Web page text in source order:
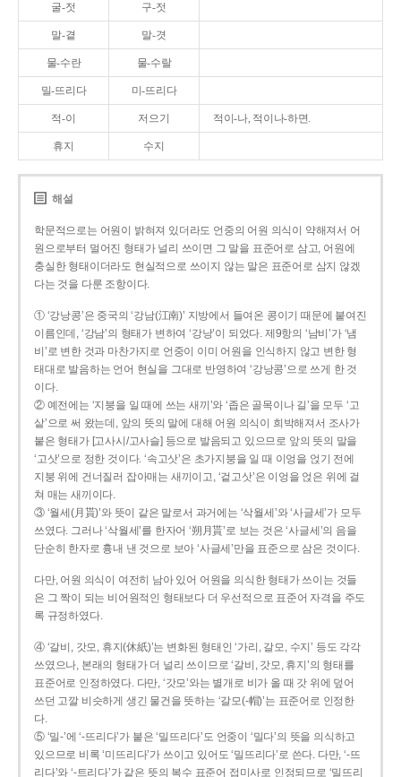
굴-젓 구-젓
말-곁 말-겻
물-수란 물-수랄
밀-뜨리다 미-뜨리다
적-이 저으기 적이-나, 적이나-하면.
휴지 수지
해설
학문적으로는 어원이 밝혀져 있더라도 언중의 어원 의식이 약해져서 어
원으로부터 멀어진 형태가 널리 쓰이면 그 말을 표준어로 삼고, 어원에
충실한 형태이더라도 현실적으로 쓰이지 않는 말은 표준어로 삼지 않겠
다는 것을 다룬 조항이다.
① ‘강낭콩’은 중국의 ‘강남(江南)’ 지방에서 들여온 콩이기 때문에 붙여진
이름인데, ‘강남’의 형태가 변하여 ‘강낭’이 되었다. 제9항의 ‘남비’가 ‘냄
비’로 변한 것과 마찬가지로 언중이 이미 어원을 인식하지 않고 변한 형
태대로 발음하는 언어 현실을 그대로 반영하여 ‘강낭콩’으로 쓰게 한 것
이다.
② 예전에는 ‘지붕을 일 때에 쓰는 새끼’와 ‘좁은 골목이나 길’을 모두 ‘고
샅’으로 써 왔는데, 앞의 뜻의 말에 대해 어원 의식이 희박해져서 조사가
붙은 형태가 [고사시/고사슬] 등으로 발음되고 있으므로 앞의 뜻의 말을
‘고삿’으로 정한 것이다. ‘속고삿’은 초가지붕을 일 때 이엉을 얹기 전에
지붕 위에 건너질러 잡아매는 새끼이고, ‘겉고삿’은 이엉을 얹은 위에 걸
쳐 매는 새끼이다.
③ ‘월세(月貰)’와 뜻이 같은 말로서 과거에는 ‘삭월세’와 ‘사글세’가 모두
쓰였다. 그러나 ‘삭월세’를 한자어 ‘朔月貰’로 보는 것은 ‘사글세’의 음을
단순히 한자로 흉내 낸 것으로 보아 ‘사글세’만을 표준으로 삼은 것이다.
다만, 어원 의식이 여전히 남아 있어 어원을 의식한 형태가 쓰이는 것들
은 그 짝이 되는 비어원적인 형태보다 더 우선적으로 표준어 자격을 주도
록 규정하였다.
④ ‘갈비, 갓모, 휴지(休紙)’는 변화된 형태인 ‘가리, 갈모, 수지’ 등도 각각
쓰였으나, 본래의 형태가 더 널리 쓰이므로 ‘갈비, 갓모, 휴지’의 형태를
표준어로 인정하였다. 다만, ‘갓모’와는 별개로 비가 올 때 갓 위에 덮어
쓰던 고깔 비슷하게 생긴 물건을 뜻하는 ‘갈모(-帽)’는 표준어로 인정한
다.
⑤ ‘밀-’에 ‘-뜨리다’가 붙은 ‘밀뜨리다’도 언중이 ‘밀다’의 뜻을 의식하고
있으므로 비록 ‘미뜨리다’가 쓰이고 있어도 ‘밀뜨리다’로 쓴다. 다만, ‘-뜨
리다’와 ‘-트리다’가 같은 뜻의 복수 표준어 접미사로 인정되므로 ‘밀뜨리